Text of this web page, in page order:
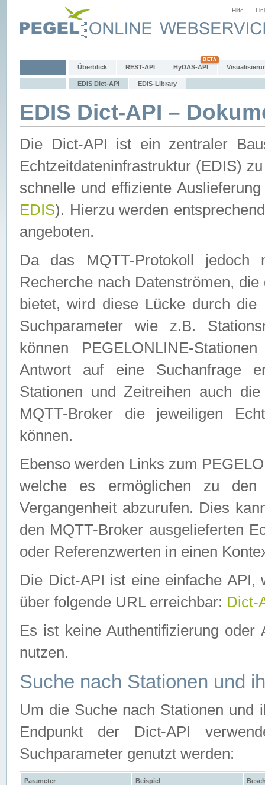
Hilfe
Überblick REST-API HyDAS-API
EDIS Dict-API EDIS-Library
EDIS Dict-API –
Die Dict-API ist ein zentraler
Echtzeitdateninfrastruktur (EDIS)
schnelle und effiziente
EDIS). Hierzu werden
angeboten.
Da das MQTT-Protokoll jedoch
Recherche nach Datenströmen,
bietet, wird diese Lücke durch die
Suchparameter wie z.B.
können PEGELONLINE-
Antwort auf eine Suchanfrage
Stationen und Zeitreihen auch
MQTT-Broker die jeweiligen
können.
Ebenso werden Links zum
welche es ermöglichen zu den
Vergangenheit abzurufen. Dies
den MQTT-Broker ausgelieferten
oder Referenzwerten in einen
Die Dict-API ist eine einfache API,
über folgende URL erreichbar: Dict-
Es ist keine Authentifizierung
nutzen.
Suche nach Stationen und
Um die Suche nach Stationen und
Endpunkt der Dict-API
Suchparameter genutzt werden:
Parameter Beispiel